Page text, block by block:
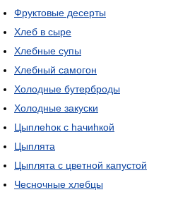
Фруктовые десерты
Хлеб в сыре
Хлебные супы
Хлебный самогон
Холодные бутерброды
Холодные закуски
Цыплеhок с hачиhкой
Цыплята
Цыплята с цветной капустой
Чесночные хлебцы